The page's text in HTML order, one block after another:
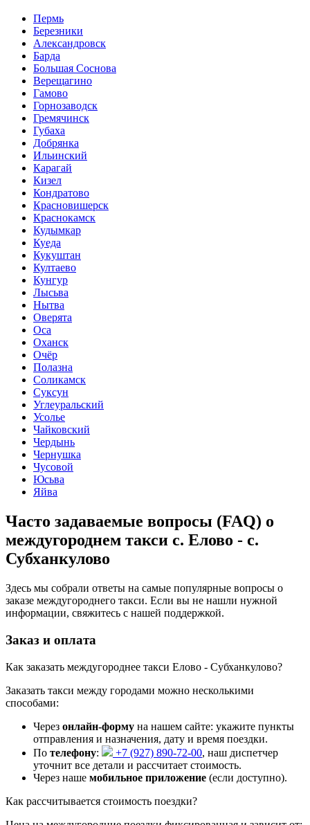
Пермь
Березники
Александровск
Барда
Большая Соснова
Верещагино
Гамово
Горнозаводск
Гремячинск
Губаха
Добрянка
Ильинский
Карагай
Кизел
Кондратово
Красновишерск
Краснокамск
Кудымкар
Куеда
Кукуштан
Култаево
Кунгур
Лысьва
Нытва
Оверята
Оса
Оханск
Очёр
Полазна
Соликамск
Суксун
Углеуральский
Усолье
Чайковский
Чердынь
Чернушка
Чусовой
Юсьва
Яйва
Часто задаваемые вопросы (FAQ) о
междугороднем такси с. Елово - с.
Субханкулово
Здесь мы собрали ответы на самые популярные вопросы о
заказе междугороднего такси. Если вы не нашли нужной
информации, свяжитесь с нашей поддержкой.
Заказ и оплата
Как заказать междугороднее такси Елово - Субханкулово?
Заказать такси между городами можно несколькими
способами:
Через онлайн-форму на нашем сайте: укажите пункты
отправления и назначения, дату и время поездки.
По телефону: +7 (927) 890-72-00, наш диспетчер
уточнит все детали и рассчитает стоимость.
Через наше мобильное приложение (если доступно).
Как рассчитывается стоимость поездки?